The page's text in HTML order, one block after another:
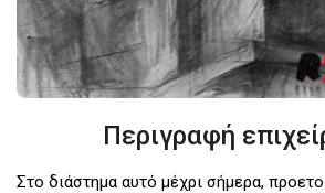
Περιγραφή
Στο διάστημα αυτό μέχρι σήμερα,